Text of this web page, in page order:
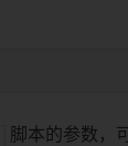
脚本的参数，